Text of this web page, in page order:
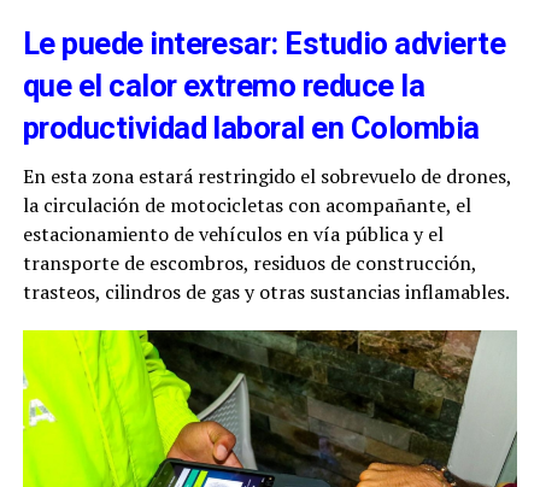
Le puede interesar: Estudio advierte
que el calor extremo reduce la
productividad laboral en Colombia
En esta zona estará restringido el sobrevuelo de drones,
la circulación de motocicletas con acompañante, el
estacionamiento de vehículos en vía pública y el
transporte de escombros, residuos de construcción,
trasteos, cilindros de gas y otras sustancias inflamables.